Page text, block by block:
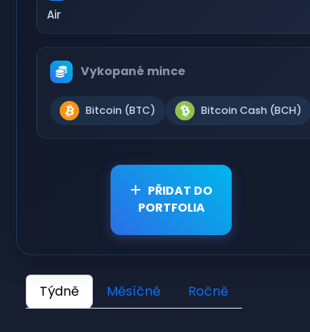
Air
Vykopané mince
Bitcoin (BTC) Bitcoin Cash (BCH)
PŘIDAT DO
PORTFOLIA
Týdně Měsíčně Ročně